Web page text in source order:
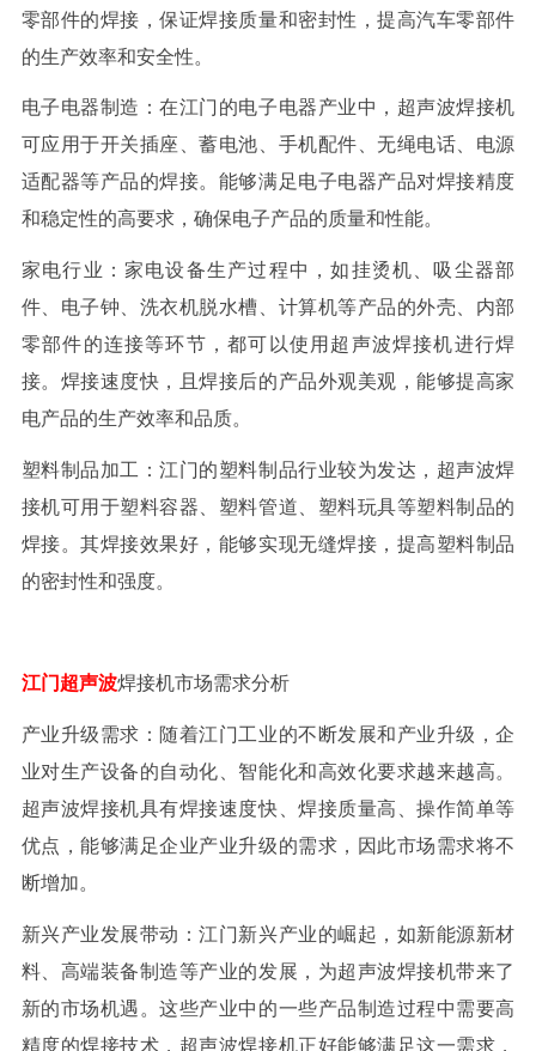
零部件的焊接，保证焊接质量和密封性，提高汽车零部件
的生产效率和安全性。
电子电器制造：在江门的电子电器产业中，超声波焊接机
可应用于开关插座、蓄电池、手机配件、无绳电话、电源
适配器等产品的焊接。能够满足电子电器产品对焊接精度
和稳定性的高要求，确保电子产品的质量和性能。
家电行业：家电设备生产过程中，如挂烫机、吸尘器部
件、电子钟、洗衣机脱水槽、计算机等产品的外壳、内部
零部件的连接等环节，都可以使用超声波焊接机进行焊
接。焊接速度快，且焊接后的产品外观美观，能够提高家
电产品的生产效率和品质。
塑料制品加工：江门的塑料制品行业较为发达，超声波焊
接机可用于塑料容器、塑料管道、塑料玩具等塑料制品的
焊接。其焊接效果好，能够实现无缝焊接，提高塑料制品
的密封性和强度。
江门超声波焊接机市场需求分析
产业升级需求：随着江门工业的不断发展和产业升级，企
业对生产设备的自动化、智能化和高效化要求越来越高。
超声波焊接机具有焊接速度快、焊接质量高、操作简单等
优点，能够满足企业产业升级的需求，因此市场需求将不
断增加。
新兴产业发展带动：江门新兴产业的崛起，如新能源新材
料、高端装备制造等产业的发展，为超声波焊接机带来了
新的市场机遇。这些产业中的一些产品制造过程中需要高
精度的焊接技术，超声波焊接机正好能够满足这一需求，